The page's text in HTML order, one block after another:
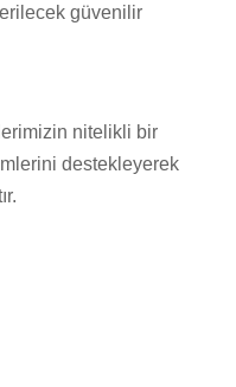
güvenilir
nitelikli bir
destekleyerek